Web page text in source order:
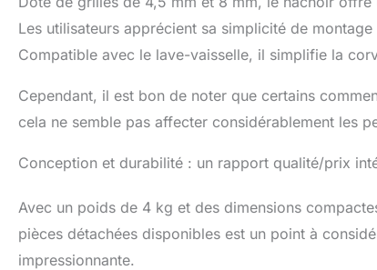
Les utilisateurs apprécient sa simplicité de
Compatible avec le lave-vaisselle, il simplifie la
Cependant, il est bon de noter que certains
cela ne semble pas affecter considérablement les
Conception et durabilité : un rapport qualité/prix
Avec un poids de 4 kg et des dimensions
pièces détachées disponibles est un point à
impressionnante.